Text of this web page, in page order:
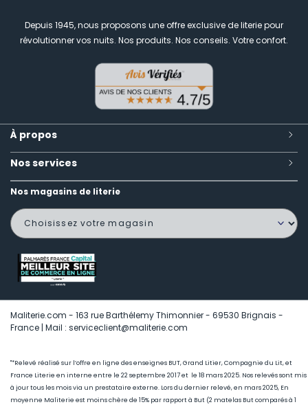
Depuis 1945, nous proposons une offre exclusive de literie pour
révolutionner vos nuits. Nos produits. Nos conseils. Votre confort.
À propos
Nos services
Nos magasins de literie
Maliterie.com - 163 rue Barthélemy Thimonnier - 69530 Brignais -
France | Mail : serviceclient@maliterie.com
"*Relevé réalisé sur l’offre en ligne des enseignes BUT, Grand Litier, Compagnie du Lit, et
France Literie en interne entre le 22 septembre 2017 et le 18 mars 2025. Nos relevés sont mis
à jour tous les mois via un prestataire externe. Lors du dernier relevé, en mars 2025, En
moyenne Maliterie est moins chère de 15% par rapport à But (2 matelas But comparés à 1